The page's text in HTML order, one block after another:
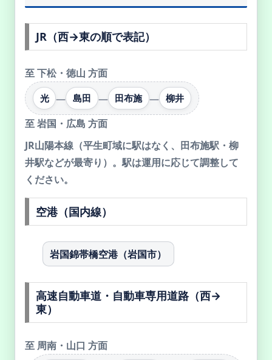
JR（西→東の順で表記）
至下松・徳山 方面
光 — 島田 — 田布施 — 柳井
至岩国・広島 方面
JR山陽本線（平生町域に駅はなく、田布施駅・柳
井駅などが最寄り）。駅は運用に応じて調整して
ください。
空港（国内線）
岩国錦帯橋空港（岩国市）
高速自動車道・自動車専用道路（西→
東）
至 周南・山口 方面